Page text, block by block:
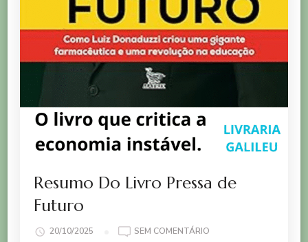
Resumo Do Livro Pressa de
Futuro
20/10/2025 SEM COMENTÁRIO